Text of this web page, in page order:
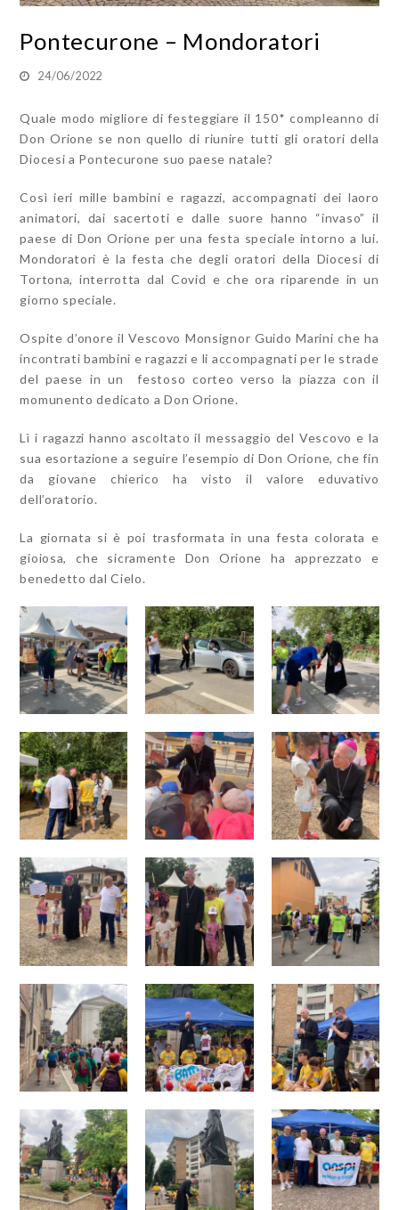
Pontecurone – Mondoratori
24/06/2022
Quale modo migliore di festeggiare il 150* compleanno di
Don Orione se non quello di riunire tutti gli oratori della
Diocesi a Pontecurone suo paese natale?
Così ieri mille bambini e ragazzi, accompagnati dei laoro
animatori, dai sacertoti e dalle suore hanno “invaso” il
paese di Don Orione per una festa speciale intorno a lui.
Mondoratori è la festa che degli oratori della Diocesi di
Tortona, interrotta dal Covid e che ora riparende in un
giorno speciale.
Ospite d’onore il Vescovo Monsignor Guido Marini che ha
incontrati bambini e ragazzi e li accompagnati per le strade
del paese in un festoso corteo verso la piazza con il
momunento dedicato a Don Orione.
Lì i ragazzi hanno ascoltato il messaggio del Vescovo e la
sua esortazione a seguire l’esempio di Don Orione, che fin
da giovane chierico ha visto il valore eduvativo
dell’oratorio.
La giornata si è poi trasformata in una festa colorata e
gioiosa, che sicramente Don Orione ha apprezzato e
benedetto dal Cielo.